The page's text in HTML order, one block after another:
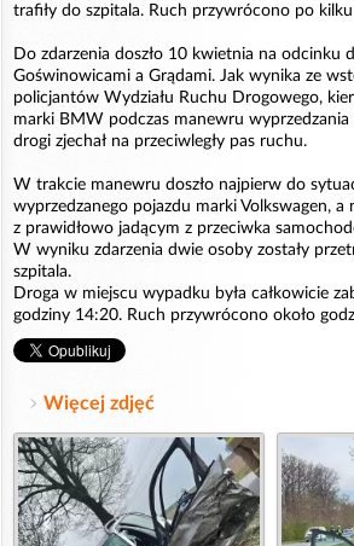
trafiły do szpitala. Ruch przywrócono po
Do zdarzenia doszło 10 kwietnia na odcinku
Goświnowicami a Grądami. Jak wynika ze
policjantów Wydziału Ruchu Drogowego,
marki BMW podczas manewru
drogi zjechał na przeciwległy pas ruchu.
W trakcie manewru doszło najpierw do
wyprzedzanego pojazdu marki Volkswagen, a
z prawidłowo jadącym z przeciwka
W wyniku zdarzenia dwie osoby zostały
szpitala.
Droga w miejscu wypadku była całkowicie
godziny 14:20. Ruch przywrócono około
Więcej zdjęć